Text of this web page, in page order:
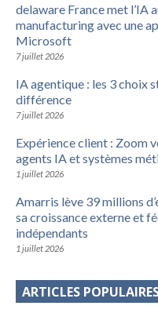
delaware France met l’IA
manufacturing avec une
Microsoft
7 juillet 2026
IA agentique : les 3 choix
différence
7 juillet 2026
Expérience client : Zoom
agents IA et systèmes
1 juillet 2026
Amarris lève 39 millions
sa croissance externe et
indépendants
1 juillet 2026
ARTICLES